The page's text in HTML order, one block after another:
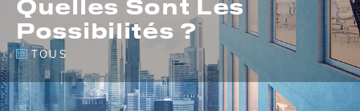
Quelles Sont Les
Possibilités ?
TOUS